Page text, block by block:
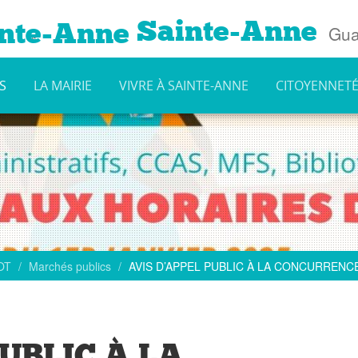
Sainte-Anne
LA MAIRIE VIVRE À SAINTE-ANNE CITOYENNETÉ
Marchés publics AVIS D’APPEL PUBLIC À LA